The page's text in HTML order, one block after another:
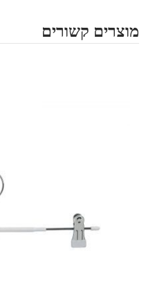
מוצרים קשורים